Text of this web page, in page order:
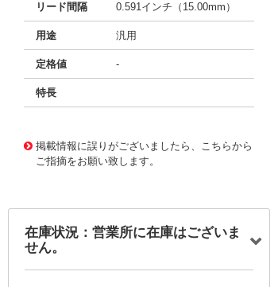
リード間隔 0.591インチ（15.00mm）
用途 汎用
定格値 -
特長
掲載情報に誤りがございましたら、こちらから
ご指摘をお願い致します。
在庫状況：営業所に在庫はございま
せん。